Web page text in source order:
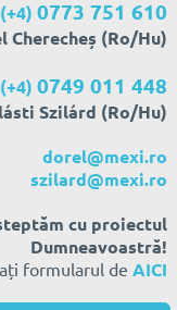
(+4) 0773 751 610
Cherecheș (Ro/Hu)
(+4) 0749 011 448
Szilárd (Ro/Hu)
dorel@mexi.ro
szilard@mexi.ro
cu proiectul
Dumneavoastră!
formularul de AICI